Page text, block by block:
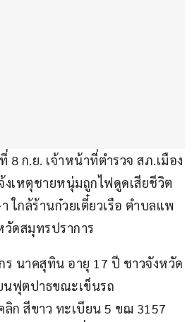
8 ก.ย. เจ้าหน้าที่ตำรวจ สภ.เมือง
งเหตุชายหนุ่มถูกไฟดูดเสียชีวิต
ใกล้ร้านก๋วยเตี๋ยวเรือ ตำบลแพ
วัดสมุทรปราการ
ร นาคสุทิน อายุ 17 ปี ชาวจังหวัด
ฟุตปาธขณะเข็นรถ
ก สีขาว ทะเบียน 5 ขฌ 3157